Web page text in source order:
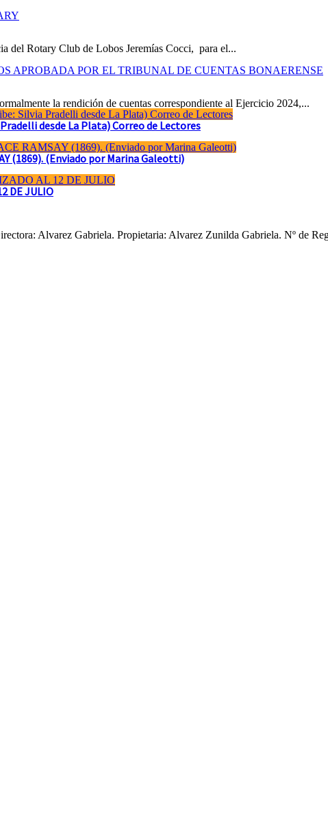
del Rotary Club de Lobos Jeremías Cocci, para el...
APROBADA POR EL TRIBUNAL DE CUENTAS BONAERENSE
la rendición de cuentas correspondiente al Ejercicio 2024,...
Pradelli desde La Plata) Correo de Lectores
(1869). (Enviado por Marina Galeotti)
DE JULIO
Alvarez Gabriela. Propietaria: Alvarez Zunilda Gabriela. Nº de